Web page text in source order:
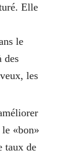
Elle
le
des
les
«bon»
taux de